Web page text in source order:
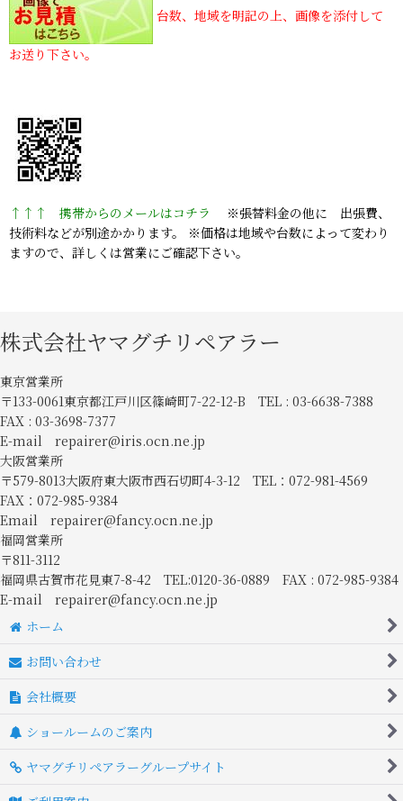
台数、地域を明記の上、画像を添付して
お送り下さい。
↑↑↑ 携帯からのメールはコチラ
※張替料金の他に 出張費、
技術料などが別途かかります。 ※価格は地域や台数によって変わり
ますので、詳しくは営業にご確認下さい。
株式会社ヤマグチリペアラー
東京営業所
〒133-0061東京都江戸川区篠崎町7-22-12-B TEL : 03-6638-7388
FAX : 03-3698-7377
E-mail repairer@iris.ocn.ne.jp
大阪営業所
〒579-8013大阪府東大阪市西石切町4-3-12 TEL：072-981-4569
FAX：072-985-9384
Email repairer@fancy.ocn.ne.jp
福岡営業所
〒811-3112
福岡県古賀市花見東7-8-42 TEL:0120-36-0889 FAX : 072-985-9384
E-mail repairer@fancy.ocn.ne.jp
ホーム
お問い合わせ
会社概要
ショールームのご案内
ヤマグチリペアラーグループサイト